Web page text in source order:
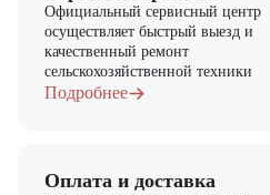
Официальный сервисный центр
осуществляет быстрый выезд и
качественный ремонт
сельскохозяйственной техники
Подробнее
Оплата и доставка